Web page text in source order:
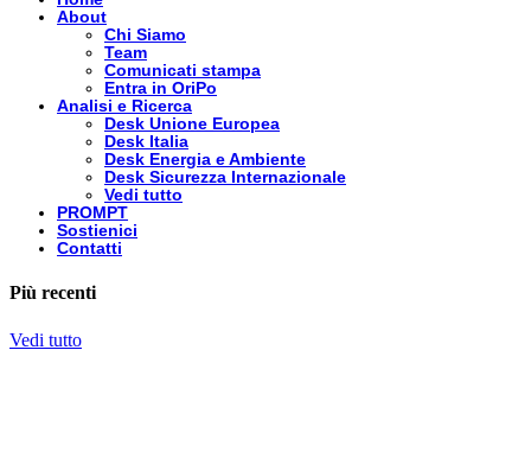
About
Chi Siamo
Team
Comunicati stampa
Entra in OriPo
Analisi e Ricerca
Desk Unione Europea
Desk Italia
Desk Energia e Ambiente
Desk Sicurezza Internazionale
Vedi tutto
PROMPT
Sostienici
Contatti
Più recenti
Vedi tutto